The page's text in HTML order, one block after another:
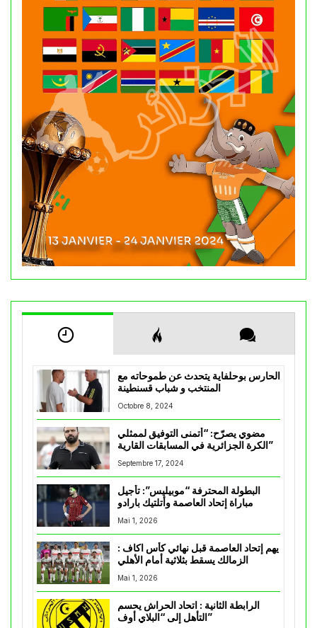
الحارس بوحلفاية يتحدث عن طموحاته مع
المنتخب و شباب قسنطينة
Octobre 8, 2024
مضوي يصرّح: “أتمنى التوفيق لممثلي
الكرة الجزائرية في المسابقات القارية”
Septembre 17, 2024
البطولة المحترفة “موبيليس”: تأجيل
مباراة إتحاد العاصمة وأتلتيك بارادو
Mai 1, 2026
يهم إتحاد العاصمة قبل نهائي كأس اكاف :
Mai 1, 2026
الرابطة الثانية : اتحاد الحراش يحسم
التأهل إلى “البلاي أوف”